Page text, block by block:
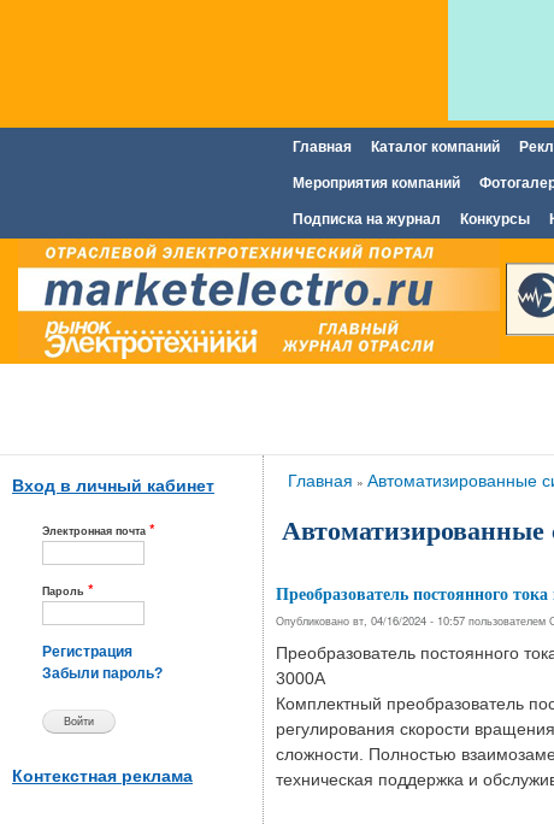
Главное меню
Главная Каталог компаний
Мероприятия компаний
Подписка на журнал Конкурсы
Вход в личный кабинет
Электронная почта *
Пароль *
Регистрация
Забыли пароль?
Контекстная реклама
Вы здесь
Главная » Автоматизированные
Преобразователь постоянного
Опубликовано вт, 04/16/2024 - 10:57 пользователем
Преобразователь постоянного
3000А
Комплектный преобразователь
регулирования скорости
сложности. Полностью
техническая поддержка и